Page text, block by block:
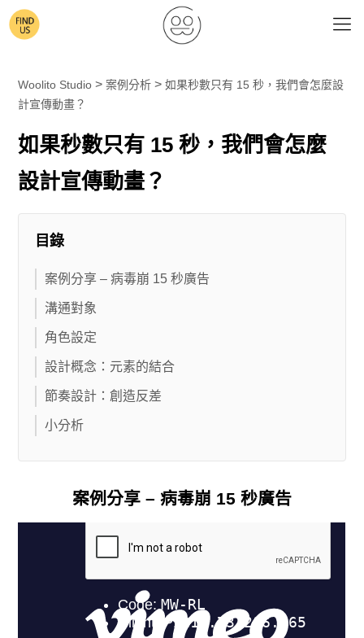
Woolito Studio >案例分析 >如果秒數只有 15 秒，我們會怎麼設
計宣傳動畫？
如果秒數只有 15 秒，我們會怎麼
設計宣傳動畫？
目錄
案例分享 – 病毒崩 15 秒廣告
溝通對象
角色設定
設計概念：元素的結合
節奏設計：創造反差
小分析
案例分享 – 病毒崩 15 秒廣告